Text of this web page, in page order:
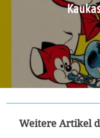
Weitere Artikel